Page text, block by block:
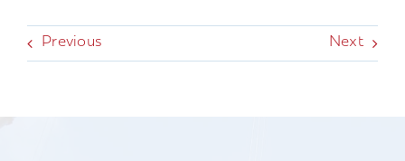
Previous Next